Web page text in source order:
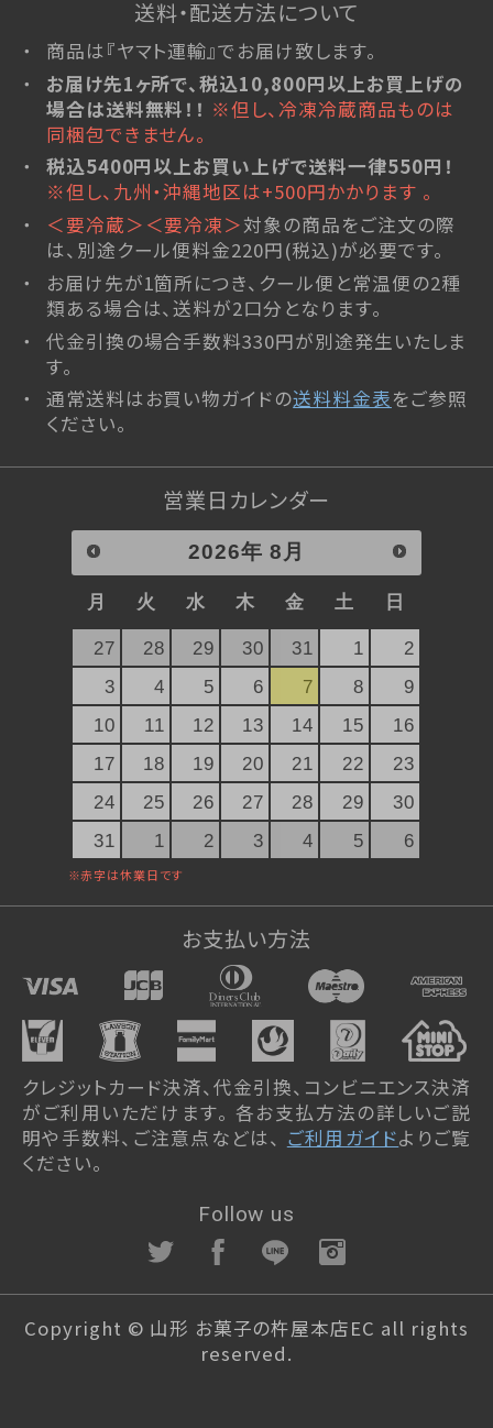
送料・配送方法について
商品は『ヤマト運輸』でお届け致します。
お届け先1ヶ所で、税込10,800円以上お買上げの
場合は送料無料！！ ※但し、冷凍冷蔵商品ものは
同梱包できません。
税込5400円以上お買い上げで送料一律550円！
※但し、九州・沖縄地区は+500円かかります 。
＜要冷蔵＞＜要冷凍＞対象の商品をご注文の際
は、別途クール便料金220円(税込)が必要です。
お届け先が1箇所につき、クール便と常温便の2種
類ある場合は、送料が2口分となります。
代金引換の場合手数料330円が別途発生いたしま
す。
通常送料はお買い物ガイドの送料料金表をご参照
ください。
営業日カレンダー
2026年 8月
月 火 水 木 金 土 日
27 28 29 30 31 1
2
3
4 5 6 7 8
9
10
11 12 13 14 15
16
17
18 19 20 21 22
23
24
25 26 27 28 29
30
31
1 2 3 4 5 6
お支払い方法
クレジットカード決済、代金引換、コンビニエンス決済
がご利用いただけます。 各お支払方法の詳しいご説
明や手数料、ご注意点などは、 ご利用ガイドよりご覧
ください。
Follow us
Copyright © 山形 お菓子の杵屋本店EC all rights
reserved.
琥珀糖kaju*
創作羊羹
実りノ羊羹
星合いの空
羊羹kaju*
詰合せ
ファーストクラスギフト
杵屋の冷菓
雪まろ<冷凍>
プリン大福<冷凍>
杵屋本店×おかげさま文房具店
ぐい呑み大吟醸極 雪漫々
テリーヌザカカオ
桜東風（さくらごち）
デコレーションケーキ（店頭受取）
ストロベリーガーデン
オプション